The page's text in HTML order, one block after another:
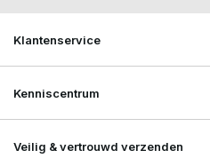
Klantenservice
Kenniscentrum
Veilig & vertrouwd verzenden